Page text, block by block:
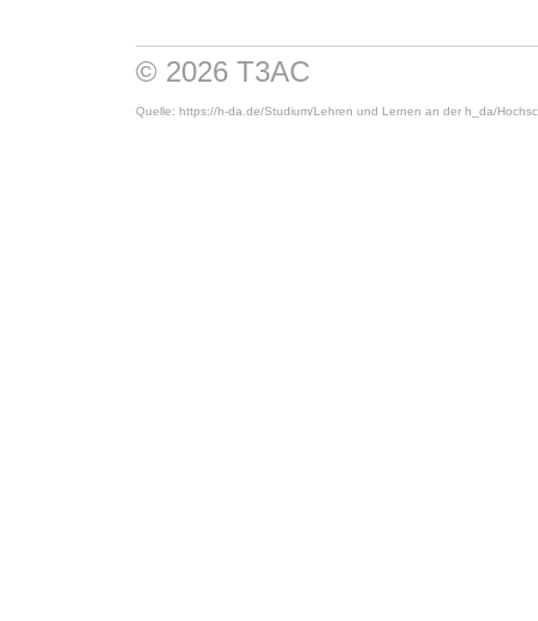
© 2026 T3AC
Quelle: https://h-da.de/Studium/Lehren und Lernen an der h_da/